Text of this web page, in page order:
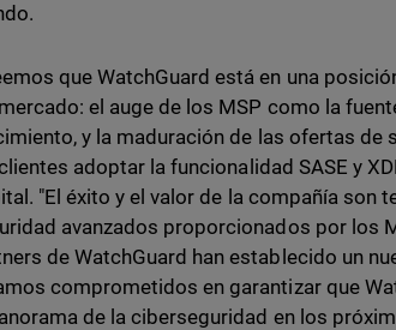
que WatchGuard está en una
el auge de los MSP como la
y la maduración de las ofertas
adoptar la funcionalidad SASE y
"El éxito y el valor de la compañía
avanzados proporcionados por los
de WatchGuard han establecido un
comprometidos en garantizar que
de la ciberseguridad en los